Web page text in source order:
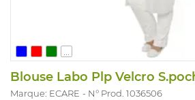
...
Blouse Labo Plp Velcro
Marque: ECARE N° Prod. 1036506